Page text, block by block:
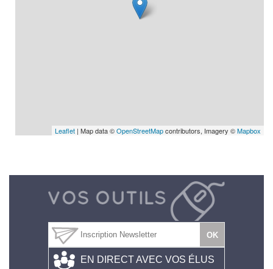
Leaflet | Map data ©OpenStreetMapcontributors, Imagery ©Mapbox
EN DIRECT AVEC VOS ÉLUS